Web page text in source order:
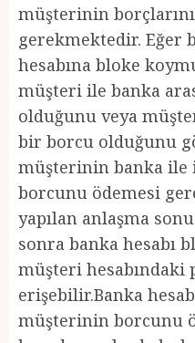
müşterinin
gerekmektedir. Eğer
hesabına bloke
müşteri ile banka
olduğunu veya
bir borcu olduğunu
müşterinin banka ile
borcunu ödemesi
yapılan anlaşma
sonra banka hesabı
müşteri hesabındaki
erişebilir.Banka
müşterinin borcunu